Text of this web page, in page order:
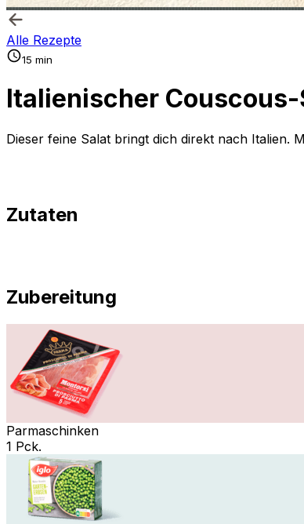
Alle Rezepte
15 min
Italienischer
Dieser feine Salat bringt dich direkt nach Italien.
Zutaten
Zubereitung
Parmaschinken
1 Pck.